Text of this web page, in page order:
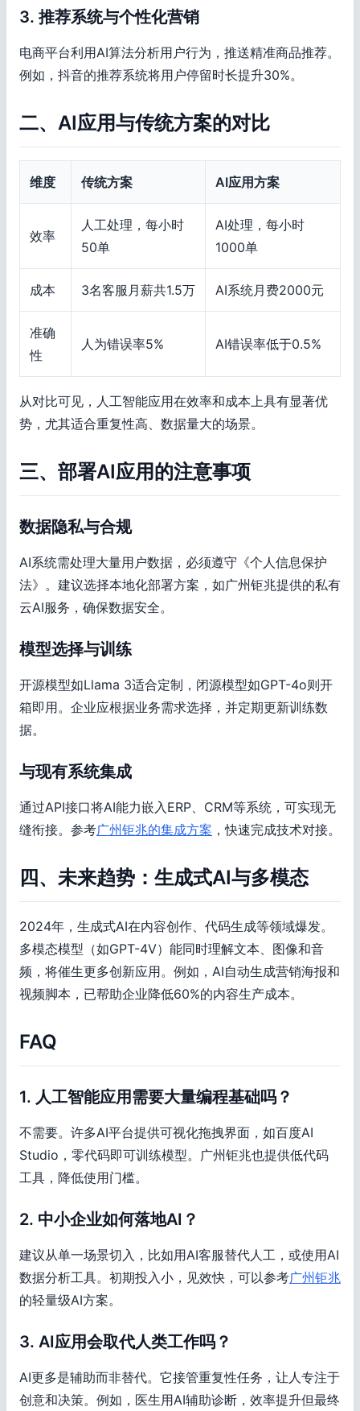
3. 推荐系统与个性化营销
电商平台利用AI算法分析用户行为，推送精准商品推荐。
例如，抖音的推荐系统将用户停留时长提升30%。
二、AI应用与传统方案的对比
维度 传统方案 AI应用方案
效率
人工处理，每小时
50单
AI处理，每小时
1000单
成本 3名客服月薪共1.5万 AI系统月费2000元
准确
性
人为错误率5% AI错误率低于0.5%
从对比可见，人工智能应用在效率和成本上具有显著优
势，尤其适合重复性高、数据量大的场景。
三、部署AI应用的注意事项
数据隐私与合规
AI系统需处理大量用户数据，必须遵守《个人信息保护
法》。建议选择本地化部署方案，如广州钜兆提供的私有
云AI服务，确保数据安全。
模型选择与训练
开源模型如Llama 3适合定制，闭源模型如GPT-4o则开
箱即用。企业应根据业务需求选择，并定期更新训练数
据。
与现有系统集成
通过API接口将AI能力嵌入ERP、CRM等系统，可实现无
缝衔接。参考广州钜兆的集成方案 ，快速完成技术对接。
四、未来趋势：生成式AI与多模态
2024年，生成式AI在内容创作、代码生成等领域爆发。
多模态模型（如GPT-4V）能同时理解文本、图像和音
频，将催生更多创新应用。例如，AI自动生成营销海报和
视频脚本，已帮助企业降低60%的内容生产成本。
FAQ
1. 人工智能应用需要大量编程基础吗？
不需要。许多AI平台提供可视化拖拽界面，如百度AI
Studio，零代码即可训练模型。广州钜兆也提供低代码
工具，降低使用门槛。
2. 中小企业如何落地AI？
建议从单一场景切入，比如用AI客服替代人工，或使用AI
数据分析工具。初期投入小，见效快，可以参考广州钜兆
的轻量级AI方案。
3. AI应用会取代人类工作吗？
AI更多是辅助而非替代。它接管重复性任务，让人专注于
创意和决策。例如，医生用AI辅助诊断，效率提升但最终